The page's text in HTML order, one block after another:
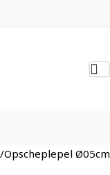
Opscheplepel Ø05cm